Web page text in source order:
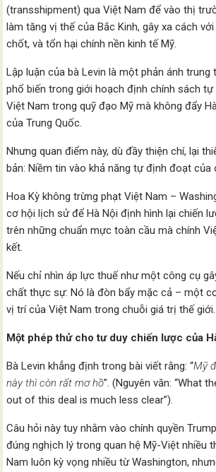
(transshipment) qua Việt Nam để vào thị
làm tăng vị thế của Bắc Kinh, gây xa cách
chốt, và tổn hại chính nền kinh tế Mỹ.
Lập luận của bà Levin là một phản ánh
phổ biến trong giới hoạch định chính sách
Việt Nam trong quỹ đạo Mỹ mà không đẩy
của Trung Quốc.
Nhưng quan điểm này, dù đầy thiện chí, lại
bản: Niềm tin vào khả năng tự định đoạt của
Hoa Kỳ không trừng phạt Việt Nam –
cơ hội lịch sử để Hà Nội định hình lại chiến
trên những chuẩn mực toàn cầu mà chính
kết.
Nếu chỉ nhìn áp lực thuế như một công cụ
chất thực sự: Nó là đòn bẩy mặc cả – một
vị trí của Việt Nam trong chuỗi giá trị thế giới.
Một phép thử cho tư duy chiến lược của
Bà Levin khẳng định trong bài viết rằng: “Mỹ
này thì còn rất mơ hồ”. (Nguyên văn: “What
out of this deal is much less clear”).
Câu hỏi này tuy nhằm vào chính quyền
đúng nghịch lý trong quan hệ Mỹ-Việt nhiều
Nam luôn kỳ vọng nhiều từ Washington,